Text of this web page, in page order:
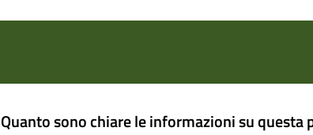
Quanto sono chiare le informazioni su questa